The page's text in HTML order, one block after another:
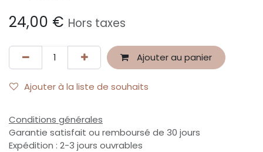
24,00 € Hors taxes
Ajouter au panier
Ajouter à la liste de souhaits
Conditions générales
Garantie satisfait ou remboursé de 30 jours
Expédition : 2-3 jours ouvrables